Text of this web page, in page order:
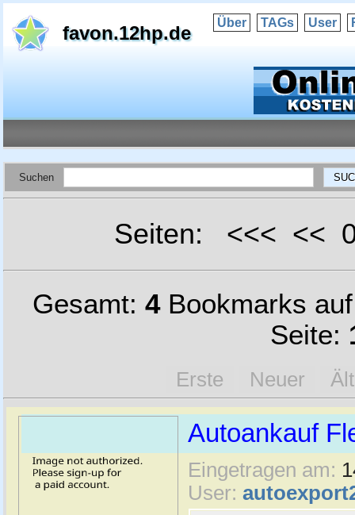
favon.12hp.de Über TAGs User
Suchen
Seiten: <<< <<
Gesamt: 4Bookmarks
Seite:
Erste Neuer
Autoankauf
Eingetragen am:
User: